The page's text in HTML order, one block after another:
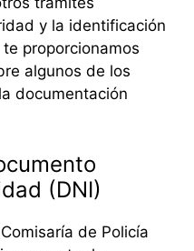
y la identificación
proporcionamos
algunos de los
documentación
(DNI)
de Policía